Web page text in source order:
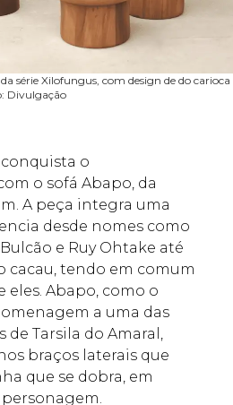
série Xilofungus, com design de do carioca
Divulgação
conquista o
o sofá Abapo, da
A peça integra uma
desde nomes como
e Ruy Ohtake até
cacau, tendo em comum
eles. Abapo, como o
a uma das
Tarsila do Amaral,
braços laterais que
que se dobra, em